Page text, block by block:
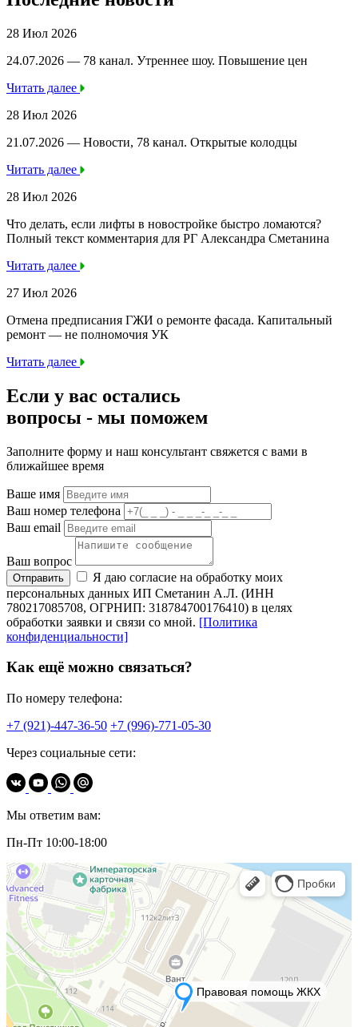
28 Июл 2026
24.07.2026 — 78 канал. Утреннее шоу. Повышение цен
Читать далее
28 Июл 2026
21.07.2026 — Новости, 78 канал. Открытые колодцы
Читать далее
28 Июл 2026
Что делать, если лифты в новостройке быстро ломаются?
Полный текст комментария для РГ Александра Сметанина
Читать далее
27 Июл 2026
Отмена предписания ГЖИ о ремонте фасада. Капитальный
ремонт — не полномочия УК
Читать далее
Если у вас остались
вопросы - мы поможем
Заполните форму и наш консультант свяжется с вами в
ближайшее время
Ваше имя
Ваш номер телефона
Ваш email
Ваш вопрос
Отправить
Я даю согласие на обработку моих
персональных данных ИП Сметанин А.Л. (ИНН
780217085708, ОГРНИП: 318784700176410) в целях
обработки заявки и связи со мной. [Политика
конфиденциальности]
Как ещё можно связаться?
По номеру телефона:
+7 (921)-447-36-50 +7 (996)-771-05-30
Через социальные сети:
Мы ответим вам:
Пн-Пт 10:00-18:00